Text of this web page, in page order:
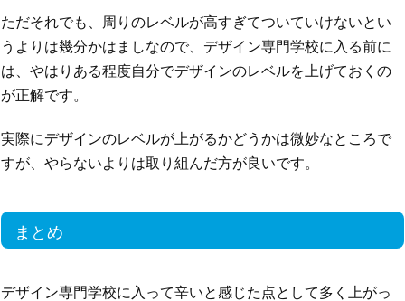
ただそれでも、周りのレベルが高すぎてついていけないとい
うよりは幾分かはましなので、デザイン専門学校に入る前に
は、やはりある程度自分でデザインのレベルを上げておくの
が正解です。
実際にデザインのレベルが上がるかどうかは微妙なところで
すが、やらないよりは取り組んだ方が良いです。
まとめ
デザイン専門学校に入って辛いと感じた点として多く上がっ